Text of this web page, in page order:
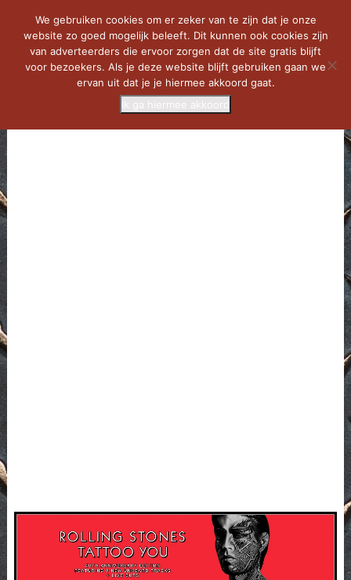
We gebruiken cookies om er zeker van te zijn dat je onze
website zo goed mogelijk beleeft. Dit kunnen ook cookies zijn
van adverteerders die ervoor zorgen dat de site gratis blijft
voor bezoekers. Als je deze website blijft gebruiken gaan we
ervan uit dat je je hiermee akkoord gaat.
Ik ga hiermee akkoord